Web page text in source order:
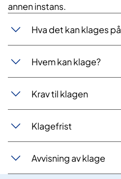
annen instans.
Hva det kan klages på
Hvem kan klage?
Krav til klagen
Klagefrist
Avvisning av klage